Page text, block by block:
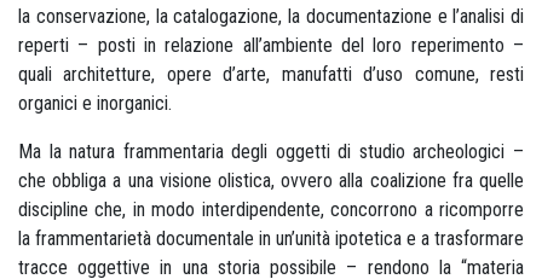
la conservazione, la catalogazione, la documentazione e l’analisi di
reperti – posti in relazione all’ambiente del loro reperimento –
quali architetture, opere d’arte, manufatti d’uso comune, resti
organici e inorganici.
Ma la natura frammentaria degli oggetti di studio archeologici –
che obbliga a una visione olistica, ovvero alla coalizione fra quelle
discipline che, in modo interdipendente, concorrono a ricomporre
la frammentarietà documentale in un’unità ipotetica e a trasformare
tracce oggettive in una storia possibile – rendono la “materia